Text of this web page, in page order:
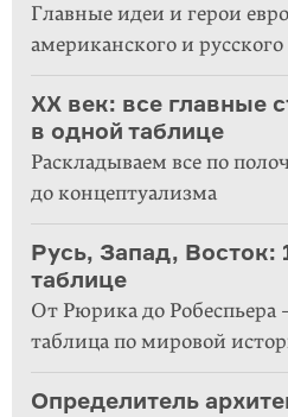
Главные идеи и герои
американского и
XX век: все главные
в одной таблице
Раскладываем все по
до концептуализма
Русь, Запад, Восток:
таблице
От Рюрика до Робеспьера
таблица по мировой
Определитель